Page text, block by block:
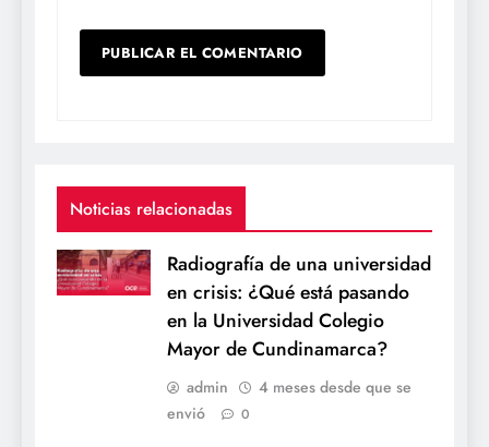
Noticias relacionadas
Radiografía de una universidad
en crisis: ¿Qué está pasando
en la Universidad Colegio
Mayor de Cundinamarca?
admin
4 meses desde que se
envió
0